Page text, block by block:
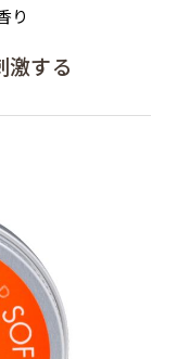
り
激する